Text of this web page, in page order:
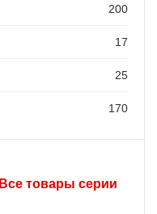
200
17
25
170
Все товары серии